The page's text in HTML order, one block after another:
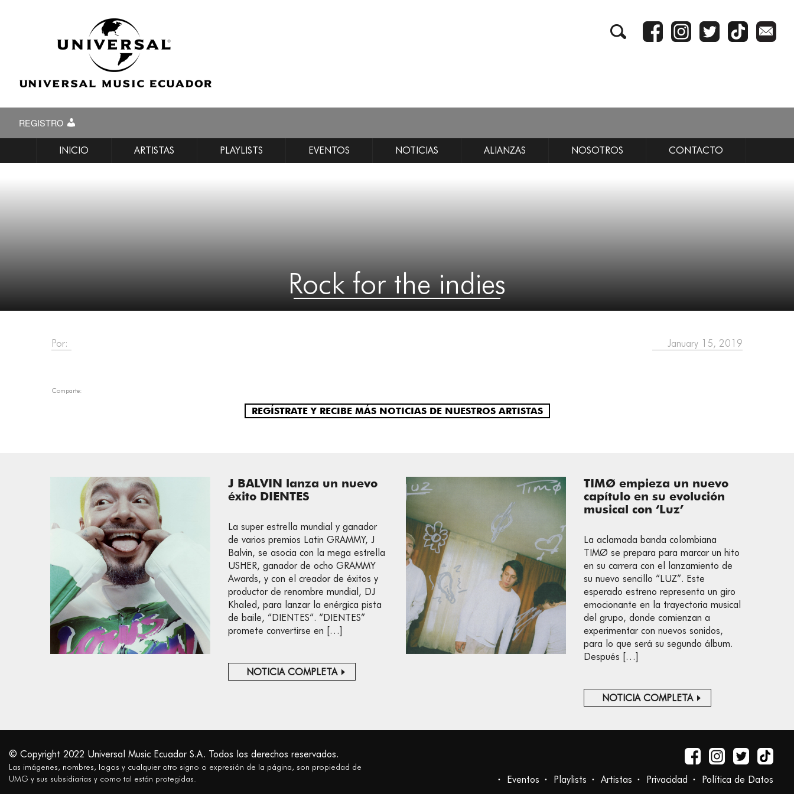
REGISTRO
INICIO ARTISTAS PLAYLISTS EVENTOS NOTICIAS ALIANZAS NOSOTROS CONTACTO
Rock for the indies
Por: January 15, 2019
Comparte:
REGÍSTRATE Y RECIBE MÁS NOTICIAS DE NUESTROS ARTISTAS
J BALVIN lanza un nuevo
éxito DIENTES
La super estrella mundial y ganador
de varios premios Latin GRAMMY, J
Balvin, se asocia con la mega estrella
USHER, ganador de ocho GRAMMY
Awards, y con el creador de éxitos y
productor de renombre mundial, DJ
Khaled, para lanzar la enérgica pista
de baile, “DIENTES“. “DIENTES”
promete convertirse en […]
NOTICIA COMPLETA
TIMØ empieza un nuevo
capítulo en su evolución
musical con ‘Luz’
La aclamada banda colombiana
TIMØ se prepara para marcar un hito
en su carrera con el lanzamiento de
su nuevo sencillo “LUZ”. Este
esperado estreno representa un giro
emocionante en la trayectoria musical
del grupo, donde comienzan a
experimentar con nuevos sonidos,
para lo que será su segundo álbum.
Después […]
NOTICIA COMPLETA
© Copyright 2022 Universal Music Ecuador S.A. Todos los derechos reservados.
Las imágenes, nombres, logos y cualquier otro signo o expresión de la página, son propiedad de
UMG y sus subsidiarias y como tal están protegidas.
Eventos Playlists Artistas Privacidad Política de Datos